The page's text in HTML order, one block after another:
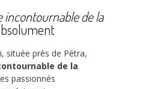
incontournable de la
située près de Pétra,
de la
passionnés